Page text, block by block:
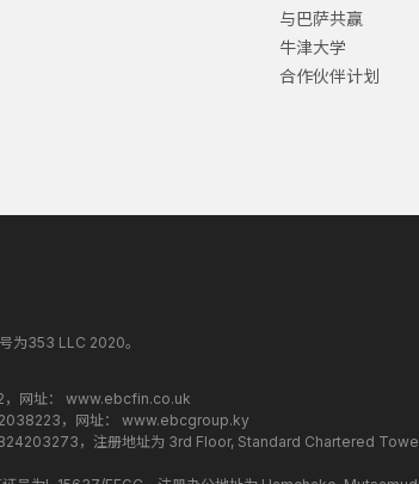
与巴萨共赢
牛津大学
合作伙伴计划
为353 LLC 2020。
网址： www.ebcfin.co.uk
，网址： www.ebcgroup.ky
，注册地址为 3rd Floor, Standard Chartered